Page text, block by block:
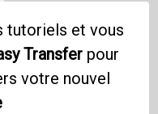
tutoriels et vous
Transfer pour
votre nouvel